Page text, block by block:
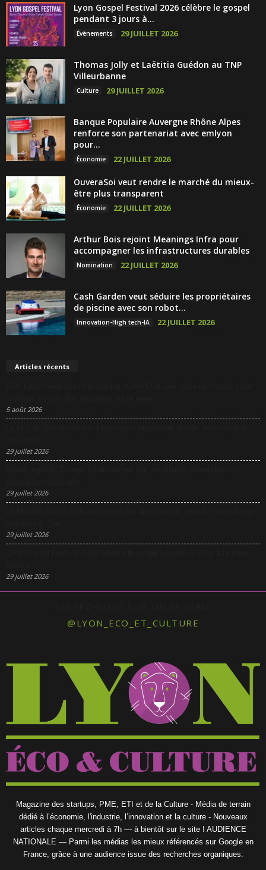
Lyon Gospel Festival 2026 célèbre le gospel
pendant 3 jours à...
Évènements 29 JUILLET 2026
Thomas Jolly et Laëtitia Guédon au TNP
Villeurbanne
Culture 29 JUILLET 2026
Banque Populaire Auvergne Rhône Alpes
renforce son partenariat avec emlyon
pour...
Économie 22 JUILLET 2026
OuveraSoi veut rendre le marché du mieux-
être plus transparent
Économie 22 JUILLET 2026
Arthur Bois rejoint Meanings Infra pour
accompagner les infrastructures durables
Nomination 22 JUILLET 2026
Cash Garden veut séduire les propriétaires
de piscine avec son robot...
Innovation-High tech-IA 22 JUILLET 2026
Articles récents
5 août 2026
29 juillet 2026
29 juillet 2026
29 juillet 2026
29 juillet 2026
@LYON_ECO_ET_CULTURE
Magazine des startups, PME, ETI et de la Culture - Média de terrain
dédié à l’économie, l'industrie, l’innovation et la culture - Nouveaux
articles chaque mercredi à 7h — à bientôt sur le site ! AUDIENCE
NATIONALE — Parmi les médias les mieux référencés sur Google en
France, grâce à une audience issue des recherches organiques.